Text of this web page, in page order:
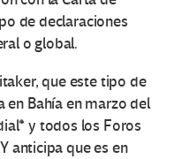
de declaraciones
o global.
que este tipo de
en Bahía en marzo del
y todos los Foros
anticipa que es en